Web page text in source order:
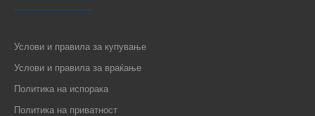
Услови и правила за купување
Услови и правила за враќање
Политика на испорака
Политика на приватност